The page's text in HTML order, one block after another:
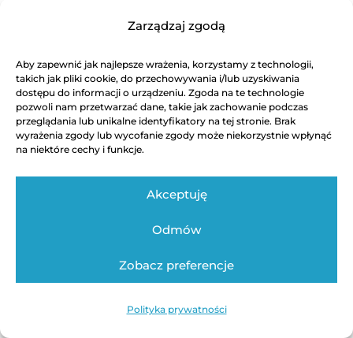
Zarządzaj zgodą
Aby zapewnić jak najlepsze wrażenia, korzystamy z technologii,
takich jak pliki cookie, do przechowywania i/lub uzyskiwania
dostępu do informacji o urządzeniu. Zgoda na te technologie
pozwoli nam przetwarzać dane, takie jak zachowanie podczas
przeglądania lub unikalne identyfikatory na tej stronie. Brak
wyrażenia zgody lub wycofanie zgody może niekorzystnie wpłynąć
na niektóre cechy i funkcje.
Akceptuję
Odmów
Zobacz preferencje
Polityka prywatności